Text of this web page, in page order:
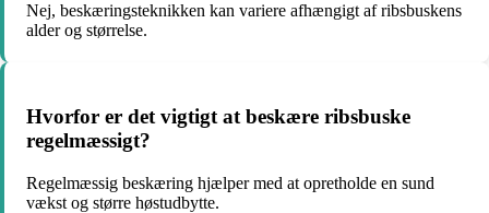
Nej, beskæringsteknikken kan variere afhængigt af ribsbuskens
alder og størrelse.
Hvorfor er det vigtigt at beskære ribsbuske
regelmæssigt?
Regelmæssig beskæring hjælper med at opretholde en sund
vækst og større høstudbytte.